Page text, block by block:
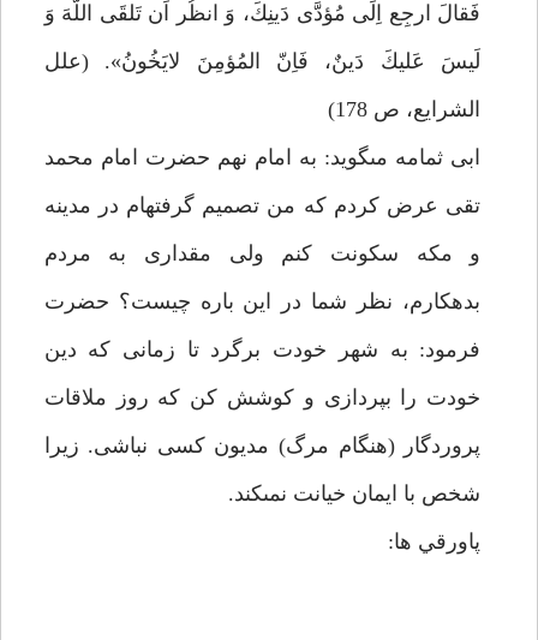
فَقالَ ارجِع اِلَى مُؤدَّى دَينِكَ، وَ انظُر اَن تَلقَى اللّهَ وَ
لَيسَ عَليكَ دَينٌ، فَاِنّ المُؤمِنَ لايَخُونُ». (علل
الشرايع، ص 178)
ابى ثمامه مى‏گويد: به امام نهم حضرت امام محمد
تقى عرض كردم كه من تصميم گرفته‏ام در مدينه
و مكه سكونت كنم ولى مقدارى به مردم
بدهكارم، نظر شما در اين باره چيست؟ حضرت
فرمود: به شهر خودت برگرد تا زمانى كه دين
خودت را بپردازى و كوشش كن كه روز ملاقات
پروردگار (هنگام مرگ) مديون كسى نباشى. زيرا
شخص با ايمان خيانت نمى‏كند.
پاورقي ها: